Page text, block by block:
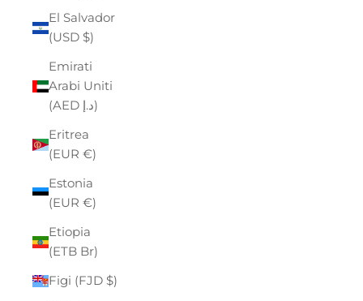
El Salvador
(USD $)
Emirati
Arabi Uniti
(AED د.إ)
Eritrea
(EUR €)
Estonia
(EUR €)
Etiopia
(ETB Br)
Figi (FJD $)